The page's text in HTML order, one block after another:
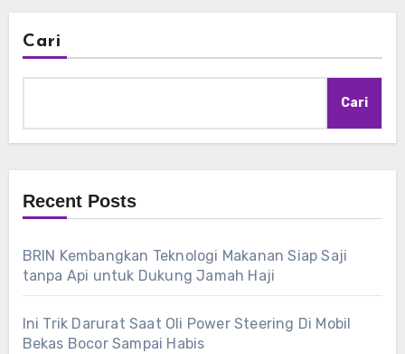
Cari
Cari
Recent Posts
BRIN Kembangkan Teknologi Makanan Siap Saji
tanpa Api untuk Dukung Jamah Haji
Ini Trik Darurat Saat Oli Power Steering Di Mobil
Bekas Bocor Sampai Habis